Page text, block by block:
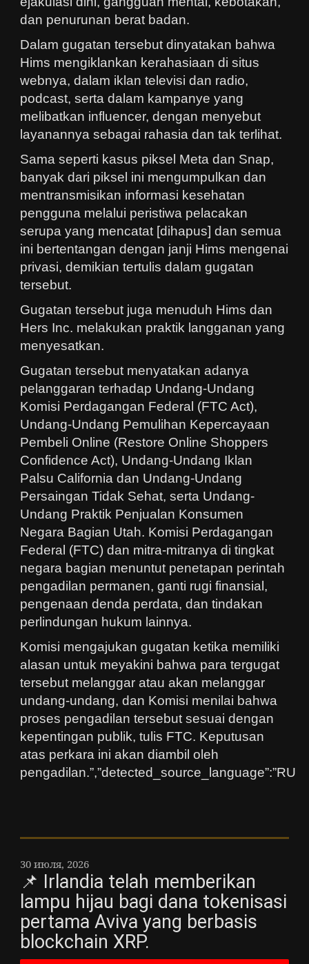
dan penurunan berat badan.
Dalam gugatan tersebut dinyatakan bahwa
Hims mengiklankan kerahasiaan di situs
webnya, dalam iklan televisi dan radio,
podcast, serta dalam kampanye yang
melibatkan influencer, dengan menyebut
layanannya sebagai rahasia dan tak terlihat.
Sama seperti kasus piksel Meta dan Snap,
banyak dari piksel ini mengumpulkan dan
mentransmisikan informasi kesehatan
pengguna melalui peristiwa pelacakan
serupa yang mencatat [dihapus] dan semua
ini bertentangan dengan janji Hims mengenai
privasi, demikian tertulis dalam gugatan
tersebut.
Gugatan tersebut juga menuduh Hims dan
Hers Inc. melakukan praktik langganan yang
menyesatkan.
Gugatan tersebut menyatakan adanya
pelanggaran terhadap Undang-Undang
Komisi Perdagangan Federal (FTC Act),
Undang-Undang Pemulihan Kepercayaan
Pembeli Online (Restore Online Shoppers
Confidence Act), Undang-Undang Iklan
Palsu California dan Undang-Undang
Persaingan Tidak Sehat, serta Undang-
Undang Praktik Penjualan Konsumen
Negara Bagian Utah. Komisi Perdagangan
Federal (FTC) dan mitra-mitranya di tingkat
negara bagian menuntut penetapan perintah
pengadilan permanen, ganti rugi finansial,
pengenaan denda perdata, dan tindakan
perlindungan hukum lainnya.
Komisi mengajukan gugatan ketika memiliki
alasan untuk meyakini bahwa para tergugat
tersebut melanggar atau akan melanggar
undang-undang, dan Komisi menilai bahwa
proses pengadilan tersebut sesuai dengan
kepentingan publik, tulis FTC. Keputusan
atas perkara ini akan diambil oleh
pengadilan.”,”detected_source_language”:”RU
30 июля, 2026
📌 Irlandia telah memberikan
lampu hijau bagi dana tokenisasi
pertama Aviva yang berbasis
blockchain XRP.